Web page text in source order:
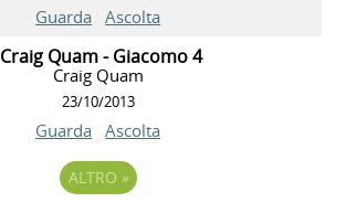
Guarda Ascolta
Craig Quam - Giacomo 4
Craig Quam
23/10/2013
Guarda Ascolta
ALTRO »